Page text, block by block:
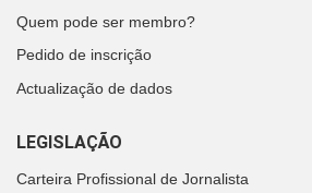
Quem pode ser membro?
Pedido de inscrição
Actualização de dados
LEGISLAÇÃO
Carteira Profissional de Jornalista